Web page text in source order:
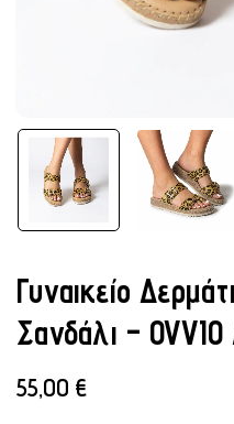
Γυναικείο
Σανδάλι –
55,00 €